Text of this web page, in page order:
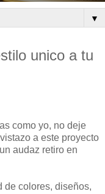
▼
unico a tu
como yo, no deje
a este proyecto
audaz retiro en
de colores, diseños,